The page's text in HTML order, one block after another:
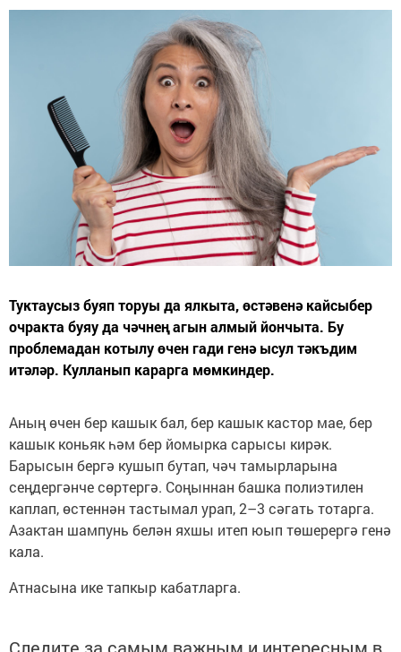
Туктаусыз буяп торуы да ялкыта, өстәвенә кайсыбер
очракта буяу да чәчнең агын алмый йончыта. Бу
проблемадан котылу өчен гади генә ысул тәкъдим
итәләр. Кулланып карарга мөмкиндер.
Аның өчен бер кашык бал, бер кашык кастор мае, бер
кашык коньяк һәм бер йомырка сарысы кирәк.
Барысын бергә кушып бутап, чәч тамырларына
сеңдергәнче сөртергә. Соңыннан башка полиэтилен
каплап, өстеннән тастымал урап, 2–3 сәгать тотарга.
Азактан шампунь белән яхшы итеп юып төшерергә генә
кала.
Атнасына ике тапкыр кабатларга.
Следите за самым важным и интересным в